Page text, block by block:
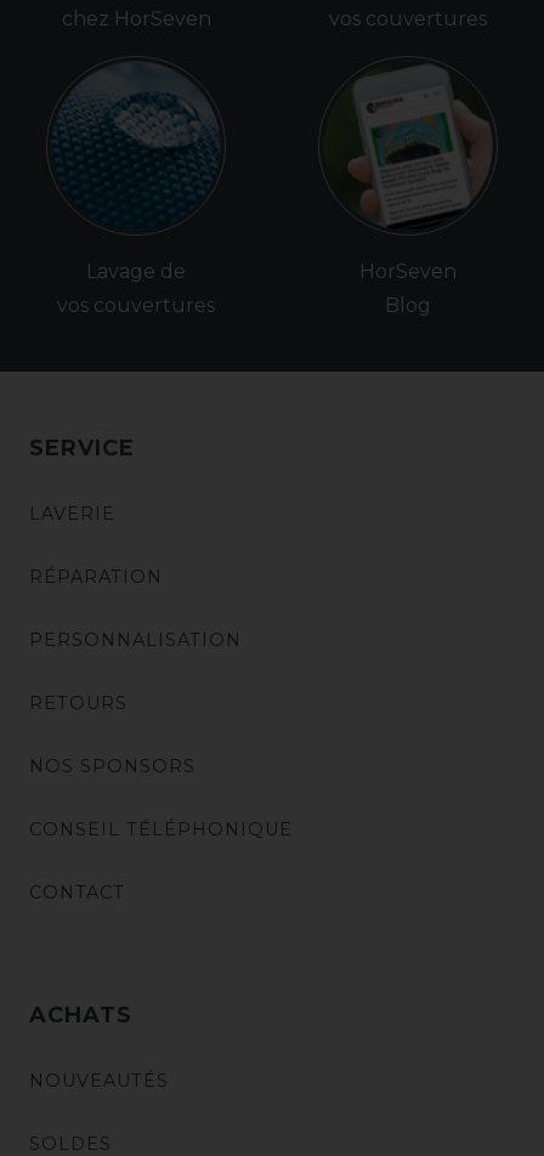
chez HorSeven
Lavage de
vos couvertures
vos couvertures
HorSeven
Blog
SERVICE
LAVERIE
RÉPARATION
PERSONNALISATION
RETOURS
NOS SPONSORS
CONSEIL TÉLÉPHONIQUE
CONTACT
ACHATS
NOUVEAUTÉS
SOLDES